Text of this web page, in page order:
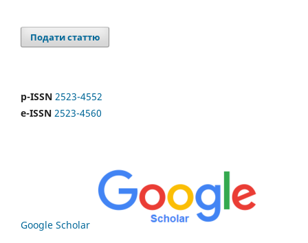
Подати статтю
p-ISSN 2523-4552
e-ISSN 2523-4560
Google Scholar